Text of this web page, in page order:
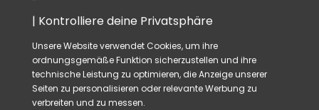
Schneiden Sie mit einer Schere den
Anschließend feilen Sie das Ende des Nagels
ab, um den überschüssigen Aufkleber zu
entfernen, sodass dieser der Kontur des
Aufklebers folgt.
| Kontrolliere deine Privatsphäre
Unsere Website verwendet Cookies, um ihre
ordnungsgemäße Funktion sicherzustellen und ihre
technische Leistung zu optimieren, die Anzeige unserer
Seiten zu personalisieren oder relevante Werbung zu
verbreiten und zu messen.